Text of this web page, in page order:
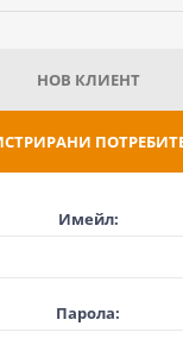
НОВ КЛИЕНТ
Имейл:
Парола: